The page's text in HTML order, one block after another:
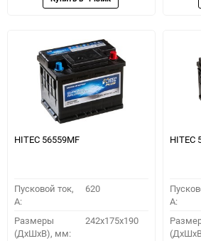
HITEC 56559MF
Пусковой ток,
A:
620
Размеры
(ДхШхВ), мм:
242x175x190
HITEC
A: